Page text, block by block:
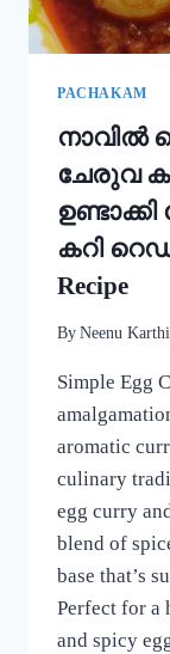
|
PACHAKAM
നാവിൽ
ചേരുവ
കറി
Recipe
By Neenu
Simple Egg
aromatic
culinary
egg curry
blend of
base that’s
Perfect for a
and spicy